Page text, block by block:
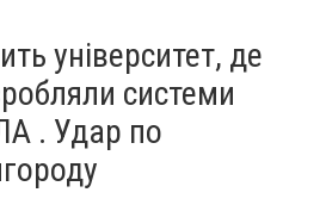
університет, де
системи
. Удар по